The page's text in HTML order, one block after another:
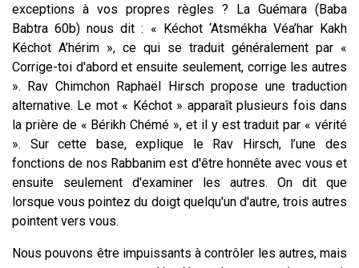
exceptions à vos propres règles ? La Guémara (Baba
Babtra 60b) nous dit : « Kéchot ‘Atsmékha Véa’har Kakh
Kéchot A’hérim », ce qui se traduit généralement par «
Corrige-toi d'abord et ensuite seulement, corrige les autres
». Rav Chimchon Raphaël Hirsch propose une traduction
alternative. Le mot « Kéchot » apparaît plusieurs fois dans
la prière de « Bérikh Chémé », et il y est traduit par « vérité
». Sur cette base, explique le Rav Hirsch, l’une des
fonctions de nos Rabbanim est d'être honnête avec vous et
ensuite seulement d'examiner les autres. On dit que
lorsque vous pointez du doigt quelqu'un d'autre, trois autres
pointent vers vous.
Nous pouvons être impuissants à contrôler les autres, mais